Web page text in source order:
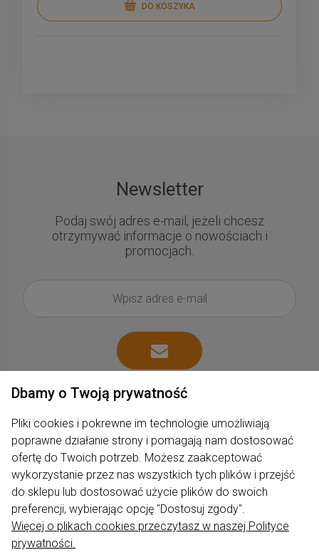
DO KOSZYKA
Newsletter
Podaj swój adres e-mail, jeżeli chcesz
otrzymywać informacje o nowościach i
promocjach.
Zakupy
Produkty
Dbamy o Twoją prywatność
Pliki cookies i pokrewne im technologie umożliwiają
poprawne działanie strony i pomagają nam dostosować
ofertę do Twoich potrzeb. Możesz zaakceptować
wykorzystanie przez nas wszystkich tych plików i przejść
do sklepu lub dostosować użycie plików do swoich
preferencji, wybierając opcję "Dostosuj zgody".
Więcej o plikach cookies przeczytasz w naszej Polityce
prywatności.